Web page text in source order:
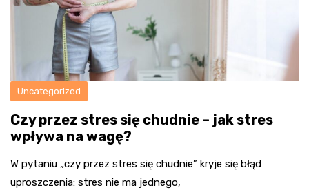
Uncategorized
Czy przez stres się chudnie – jak stres
wpływa na wagę?
W pytaniu „czy przez stres się chudnie” kryje się błąd
uproszczenia: stres nie ma jednego,